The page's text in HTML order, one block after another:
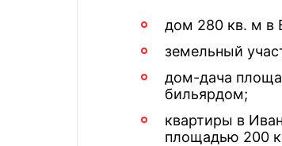
дом 280 кв. м в
земельный
дом-дача
бильярдом;
квартиры в
площадью 200